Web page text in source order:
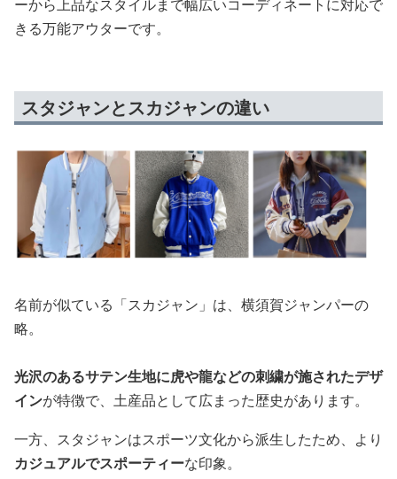
ーから上品なスタイルまで幅広いコーディネートに対応で
きる万能アウターです。
スタジャンとスカジャンの違い
名前が似ている「スカジャン」は、横須賀ジャンパーの
略。
光沢のあるサテン生地に虎や龍などの刺繍が施されたデザ
インが特徴で、土産品として広まった歴史があります。
一方、スタジャンはスポーツ文化から派生したため、より
カジュアルでスポーティーな印象。